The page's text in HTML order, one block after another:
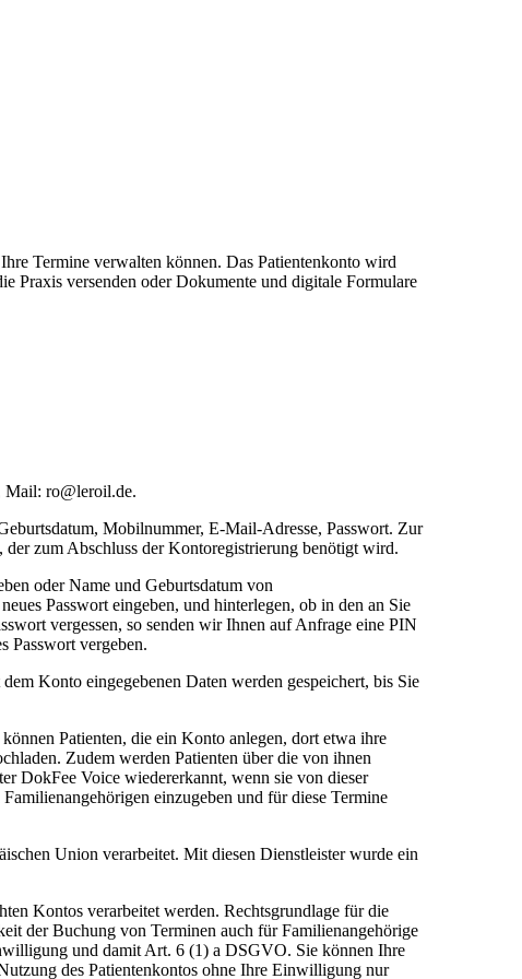
Termine verwalten können. Das Patientenkonto wird
Praxis versenden oder Dokumente und digitale Formulare
Mail: ro@leroil.de.
Mobilnummer, E-Mail-Adresse, Passwort. Zur
zum Abschluss der Kontoregistrierung benötigt wird.
oder Name und Geburtsdatum von
Passwort eingeben, und hinterlegen, ob in den an Sie
vergessen, so senden wir Ihnen auf Anfrage eine PIN
Passwort vergeben.
Konto eingegebenen Daten werden gespeichert, bis Sie
Patienten, die ein Konto anlegen, dort etwa ihre
Zudem werden Patienten über die von ihnen
DokFee Voice wiedererkannt, wenn sie von dieser
einzugeben und für diese Termine
Union verarbeitet. Mit diesen Dienstleister wurde ein
Kontos verarbeitet werden. Rechtsgrundlage für die
der Buchung von Terminen auch für Familienangehörige
und damit Art. 6 (1) a DSGVO. Sie können Ihre
des Patientenkontos ohne Ihre Einwilligung nur